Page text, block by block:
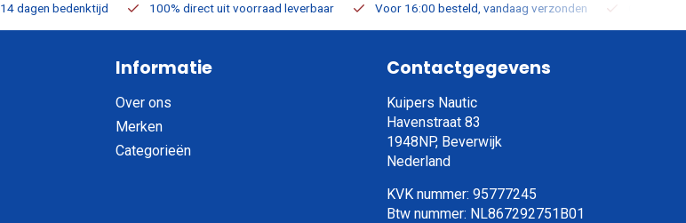
14 dagen bedenktijd 100% direct uit voorraad leverbaar Voor 16:00 besteld, vandaag verzonden
Informatie
Over ons
Merken
Categorieën
Contactgegevens
Kuipers Nautic
Havenstraat 83
1948NP, Beverwijk
Nederland
KVK nummer: 95777245
Btw nummer: NL867292751B01